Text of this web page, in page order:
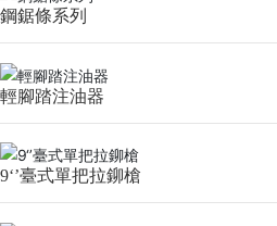
鋼鋸條系列
輕腳踏注油器
9‘’臺式單把拉鉚槍